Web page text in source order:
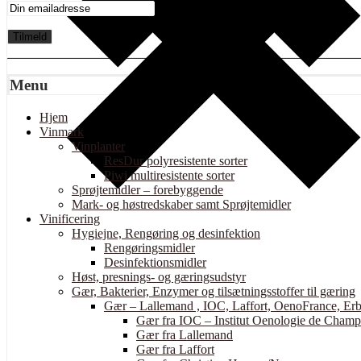
Menu
Hjem
Vinmark
Vinplanter
ResDur polyresistente sorter
Piwi multiresistente sorter
Sprøjtemidler – forebyggende
Mark- og høstredskaber samt Sprøjtemidler
Vinificering
Hygiejne, Rengøring og desinfektion
Rengøringsmidler
Desinfektionsmidler
Høst, presnings- og gæringsudstyr
Gær, Bakterier, Enzymer og tilsætningsstoffer til gæring
Gær – Lallemand , IOC, Laffort, OenoFrance,
Gær fra IOC – Institut Oenologie de
Gær fra Lallemand
Gær fra Laffort